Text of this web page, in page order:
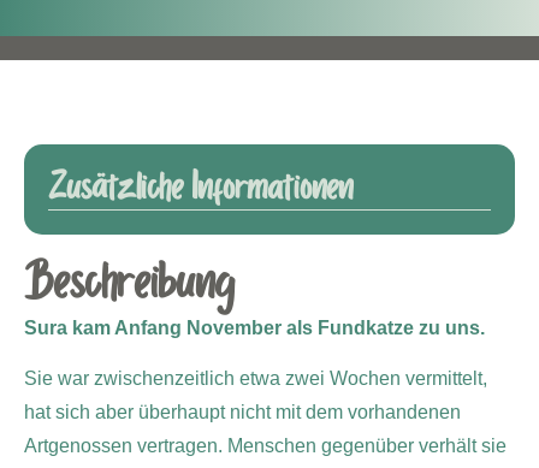
Zusätzliche Informationen
Beschreibung
Sura kam Anfang November als Fundkatze zu uns.
Sie war zwischenzeitlich etwa zwei Wochen vermittelt,
hat sich aber überhaupt nicht mit dem vorhandenen
Artgenossen vertragen. Menschen gegenüber verhält sie